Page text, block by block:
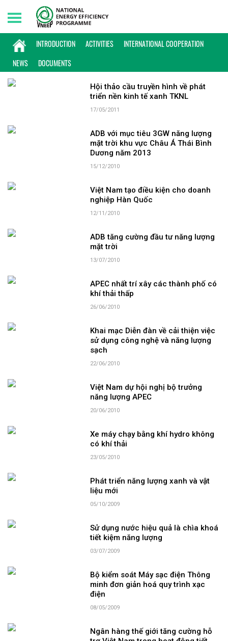
INTRODUCTION ACTIVITIES
INTERNATIONAL COOPERATION
NEWS
DOCUMENTS
Sunday, 09/08/2026 | 09:56 GMT+7
KEYWORD: THÁI BÌNH
Hội thảo cầu truyền hình về phát
triển nền kinh tế xanh TKNL
17/05/2011
ADB với mục tiêu 3GW năng lượng
mặt trời khu vực Châu Á Thái Bình
Dương năm 2013
15/12/2010
Việt Nam tạo điều kiện cho doanh
nghiệp Hàn Quốc
12/11/2010
ADB tăng cường đầu tư năng lượng
mặt trời
13/07/2010
APEC nhất trí xây các thành phố có
khí thải thấp
26/06/2010
Khai mạc Diễn đàn về cải thiện việc
sử dụng công nghệ và năng lượng
sạch
22/06/2010
Việt Nam dự hội nghị bộ trưởng
năng lượng APEC
20/06/2010
Xe máy chạy bằng khí hydro không
có khí thải
23/05/2010
Phát triển năng lượng xanh và vật
liệu mới
05/10/2009
Sử dụng nước hiệu quả là chìa khoá
tiết kiệm năng lượng
03/07/2009
Bộ kiểm soát Máy sạc điện Thông
minh đơn giản hoá quy trình xạc
điện
08/05/2009
Ngân hàng thế giới tăng cường hỗ